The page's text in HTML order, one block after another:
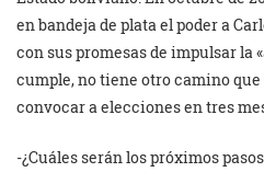
en bandeja de plata el poder a
con sus promesas de impulsar la
cumple, no tiene otro camino
convocar a elecciones en tres
-¿Cuáles serán los próximos